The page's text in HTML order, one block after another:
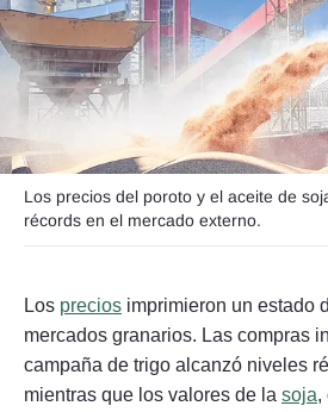
Los precios del poroto y el aceite de
récords en el mercado externo.
Los precios imprimieron un estado
mercados granarios. Las compras
campaña de trigo alcanzó niveles
mientras que los valores de la soja,